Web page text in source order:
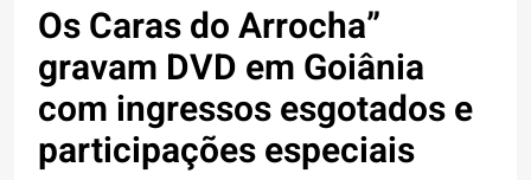
Os Caras do Arrocha”
gravam DVD em Goiânia
com ingressos esgotados e
participações especiais